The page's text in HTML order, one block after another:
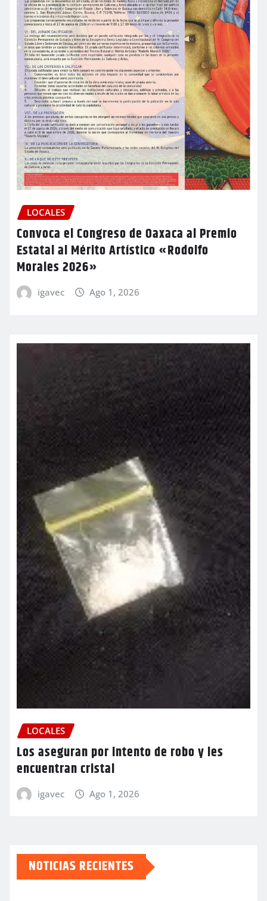
LOCALES
Convoca el Congreso de Oaxaca al Premio
Estatal al Mérito Artístico «Rodolfo
Morales 2026»
igavec Ago 1, 2026
LOCALES
Los aseguran por intento de robo y les
encuentran cristal
igavec Ago 1, 2026
NOTICIAS RECIENTES